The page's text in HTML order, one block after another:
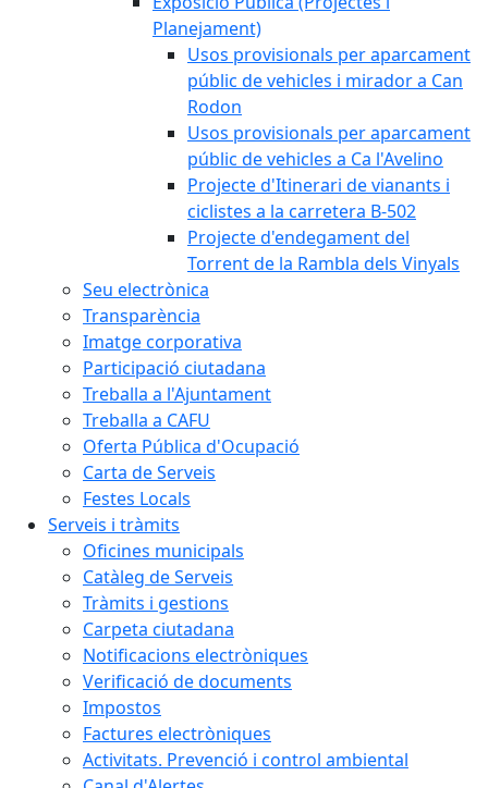
Planejament)
Usos provisionals per aparcament
públic de vehicles i mirador a Can
Rodon
Usos provisionals per aparcament
públic de vehicles a Ca l'Avelino
Projecte d'Itinerari de vianants i
ciclistes a la carretera B-502
Projecte d'endegament del
Torrent de la Rambla dels Vinyals
Seu electrònica
Transparència
Imatge corporativa
Participació ciutadana
Treballa a l'Ajuntament
Treballa a CAFU
Oferta Pública d'Ocupació
Carta de Serveis
Festes Locals
Serveis i tràmits
Oficines municipals
Catàleg de Serveis
Tràmits i gestions
Carpeta ciutadana
Notificacions electròniques
Verificació de documents
Impostos
Factures electròniques
Activitats. Prevenció i control ambiental